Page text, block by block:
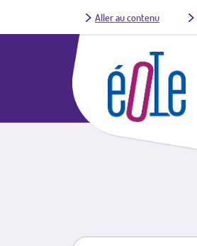
Aller au contenu